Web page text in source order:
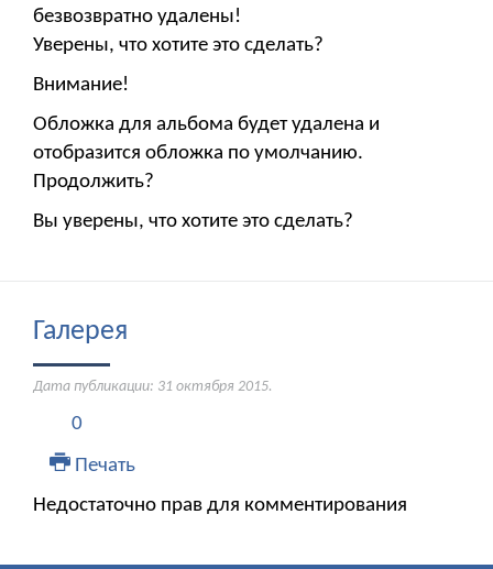
безвозвратно удалены!
Уверены, что хотите это сделать?
Внимание!
Обложка для альбома будет удалена и
отобразится обложка по умолчанию.
Продолжить?
Вы уверены, что хотите это сделать?
Галерея
Дата публикации: 31 октября 2015.
0
Печать
Недостаточно прав для комментирования